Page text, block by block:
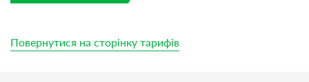
Повернутися на сторінку тарифів